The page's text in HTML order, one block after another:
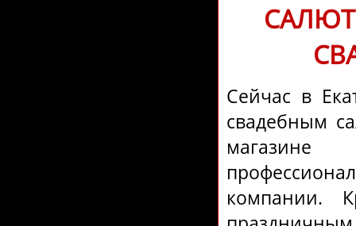
САЛЮТ
Сейчас в
свадебным
магазине
компании.